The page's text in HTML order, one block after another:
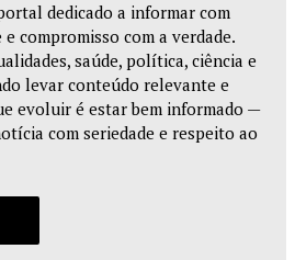
dedicado a informar com
compromisso com a verdade.
saúde, política, ciência e
levar conteúdo relevante e
evoluir é estar bem informado —
com seriedade e respeito ao